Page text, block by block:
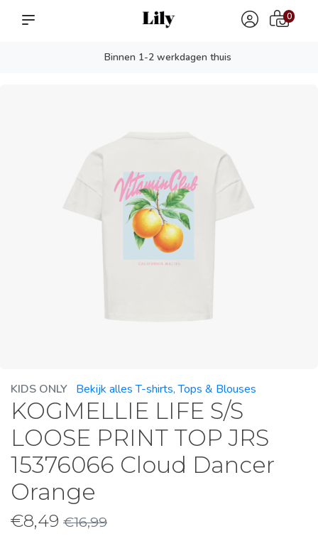
Binnen 1-2 werkdagen thuis
0
KIDS ONLY Bekijk alles T-shirts, Tops & Blouses
KOGMELLIE LIFE S/S
LOOSE PRINT TOP JRS
15376066 Cloud Dancer
Orange
€8,49 €16,99